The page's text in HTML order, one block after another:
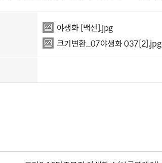
야생화 [백선].jpg
크기변환_07야생화 037[2].jpg